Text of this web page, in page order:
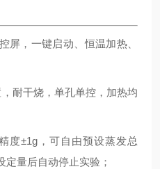
屏，一键启动、恒温加热、
耐干烧，单孔单控，加热均
度±1g，可自由预设蒸发总
量后自动停止实验；